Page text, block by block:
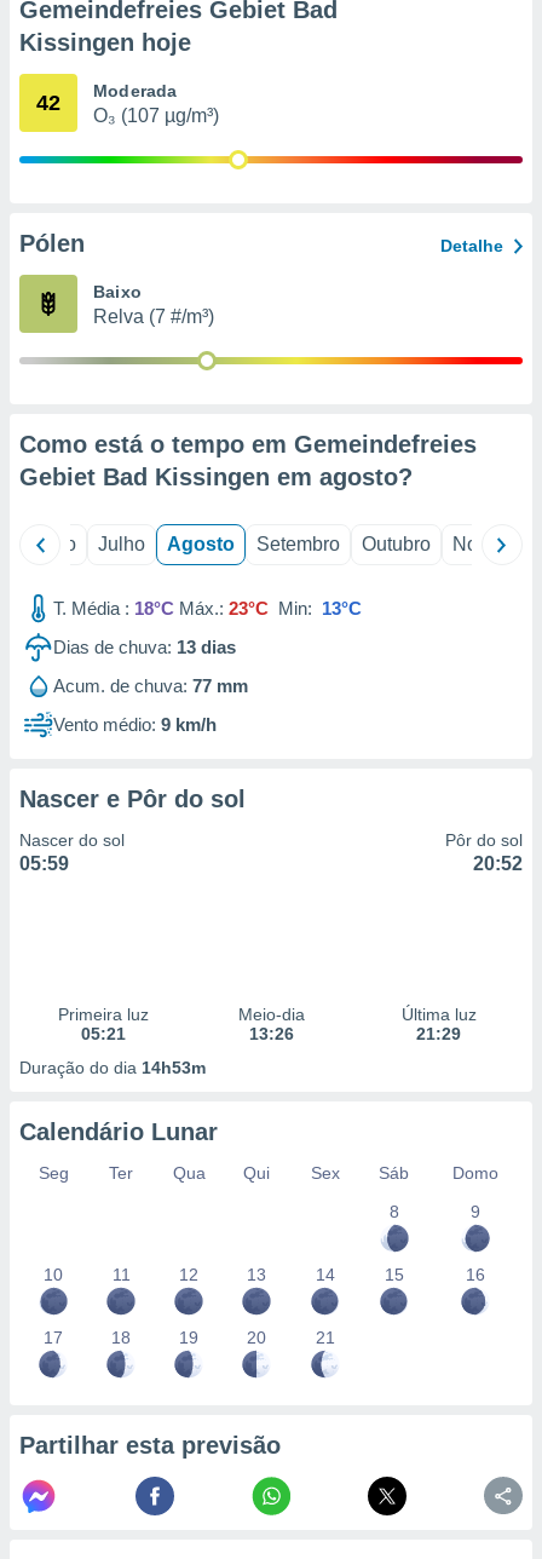
através
de
Gemeindefreies Gebiet Bad
Kissingen hoje
42 Moderada
O₃ (107 µg/m³)
Pólen Detalhe
Baixo
Relva (7 #/m³)
Como está o tempo em Gemeindefreies
Gebiet Bad Kissingen em agosto?
Junho Julho Agosto Setembro Outubro Novembro
T. Média : 18°C Máx.: 23°C Min: 13°C
Dias de chuva: 13 dias
Acum. de chuva: 77 mm
Vento médio: 9 km/h
Nascer e Pôr do sol
Nascer do sol
05:59
Pôr do sol
20:52
Primeira luz
05:21
Meio-dia
13:26
Última luz
21:29
Duração do dia 14h53m
Calendário Lunar
Seg Ter Qua Qui Sex Sáb
Domo
8
9
10 11 12 13 14 15 16
17 18 19 20 21
Partilhar esta previsão